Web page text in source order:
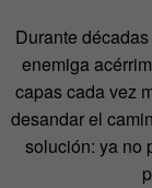
Durante
enemiga
capas cada vez
desandar el
solución: ya no